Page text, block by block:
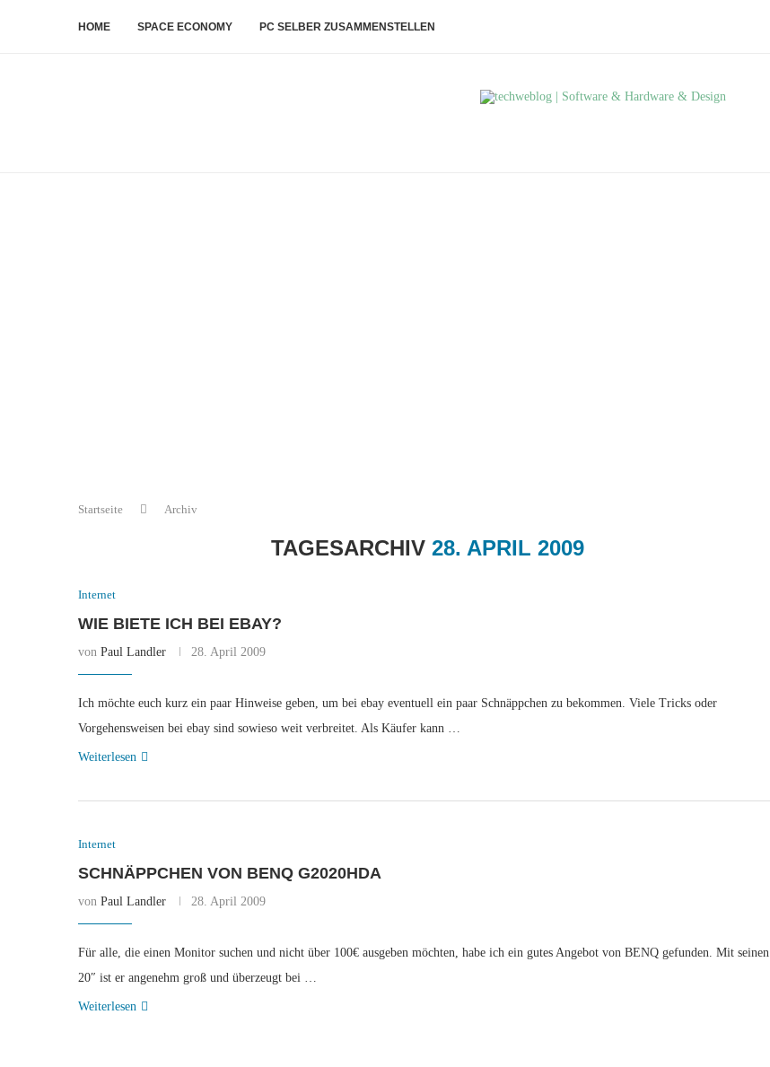
HOME SPACE ECONOMY PC SELBER ZUSAMMENSTELLEN
Startseite Archiv
TAGESARCHIV28. APRIL 2009
Internet
WIE BIETE ICH BEI EBAY?
von Paul Landler 28. April 2009
Ich möchte euch kurz ein paar Hinweise geben, um bei ebay eventuell ein paar Schnäppchen zu bekommen. Viele Tricks oder
Vorgehensweisen bei ebay sind sowieso weit verbreitet. Als Käufer kann …
Weiterlesen
Internet
SCHNÄPPCHEN VON BENQ G2020HDA
von Paul Landler 28. April 2009
Für alle, die einen Monitor suchen und nicht über 100€ ausgeben möchten, habe ich ein gutes Angebot von BENQ gefunden. Mit seinen
20″ ist er angenehm groß und überzeugt bei …
Weiterlesen